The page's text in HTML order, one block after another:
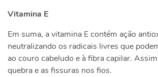
Vitamina E
Em suma, a vitamina E contém ação
neutralizando os radicais livres que
ao couro cabeludo e à fibra capilar.
quebra e as fissuras nos fios.